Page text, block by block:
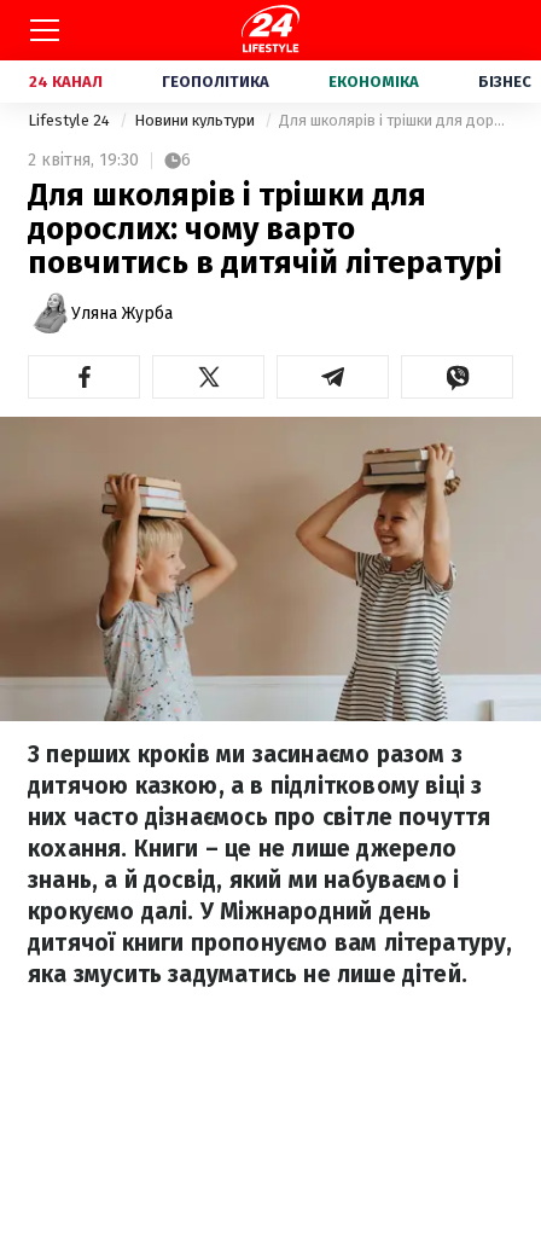
24 КАНАЛ ГЕОПОЛІТИКА ЕКОНОМІКА БІЗНЕС
Lifestyle 24 Новини культури Для школярів і трішки для дорослих: чому варто повчитись в дитячій літературі
2 квітня, 19:30 6
Для школярів і трішки для
дорослих: чому варто
повчитись в дитячій літературі
Уляна Журба
З перших кроків ми засинаємо разом з
дитячою казкою, а в підлітковому віці з
них часто дізнаємось про світле почуття
кохання. Книги – це не лише джерело
знань, а й досвід, який ми набуваємо і
крокуємо далі. У Міжнародний день
дитячої книги пропонуємо вам літературу,
яка змусить задуматись не лише дітей.